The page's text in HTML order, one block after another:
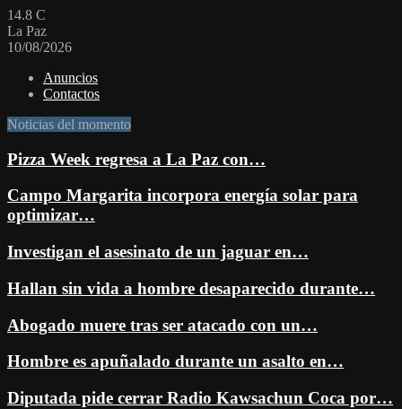
14.8 C
La Paz
10/08/2026
Anuncios
Contactos
Noticias del momento
Pizza Week regresa a La Paz con…
Campo Margarita incorpora energía solar para
optimizar…
Investigan el asesinato de un jaguar en…
Hallan sin vida a hombre desaparecido durante…
Abogado muere tras ser atacado con un…
Hombre es apuñalado durante un asalto en…
Diputada pide cerrar Radio Kawsachun Coca por…